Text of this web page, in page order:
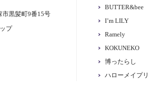
市黒髪町9番15号
プ
BUTTER&bee
I’m LILY
Ramely
KOKUNEKO
博ったらし
ハローメイプ